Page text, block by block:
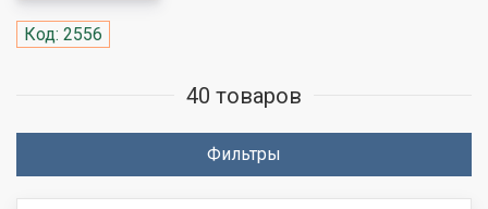
Код: 2556
40 товаров
Фильтры